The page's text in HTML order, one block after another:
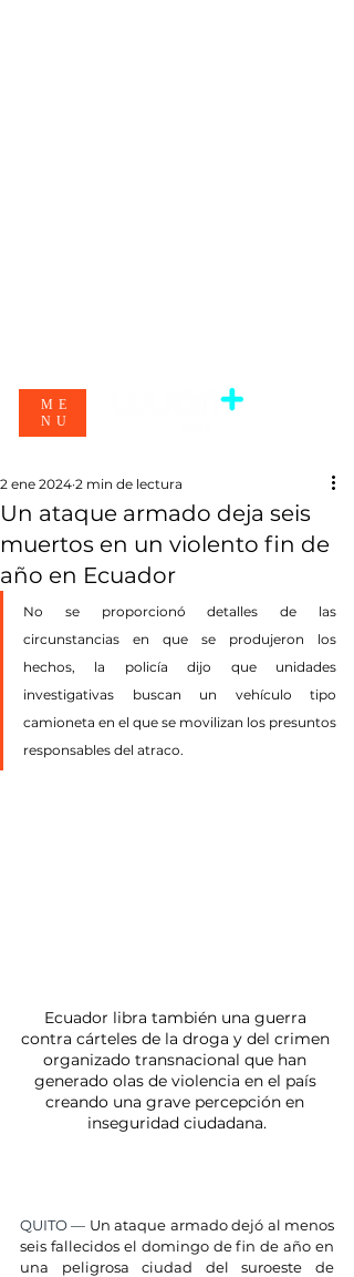
ME
NU
Un ataque armado deja seis
muertos en un violento fin de
año en Ecuador
2 ene 2024 2 min de lectura
No se proporcionó detalles de las
circunstancias en que se produjeron los
hechos, la policía dijo que unidades
investigativas buscan un vehículo tipo
camioneta en el que se movilizan los presuntos
responsables del atraco.
Ecuador libra también una guerra
contra cárteles de la droga y del crimen
organizado transnacional que han
generado olas de violencia en el país
creando una grave percepción en
inseguridad ciudadana.
QUITO — Un ataque armado dejó al menos
seis fallecidos el domingo de fin de año en
una peligrosa ciudad del suroeste de